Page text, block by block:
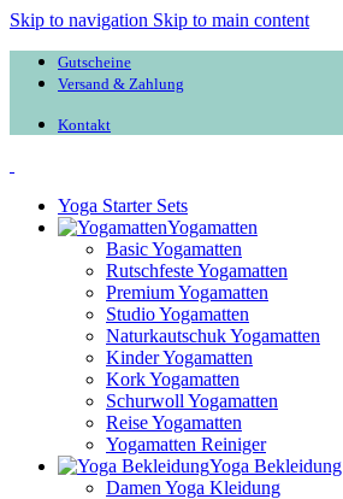
Skip to navigation Skip to main content
Gutscheine
Versand & Zahlung
Kontakt
Yoga Starter Sets
Yogamatten
Basic Yogamatten
Rutschfeste Yogamatten
Premium Yogamatten
Studio Yogamatten
Naturkautschuk Yogamatten
Kinder Yogamatten
Kork Yogamatten
Schurwoll Yogamatten
Reise Yogamatten
Yogamatten Reiniger
Yoga Bekleidung
Damen Yoga Kleidung